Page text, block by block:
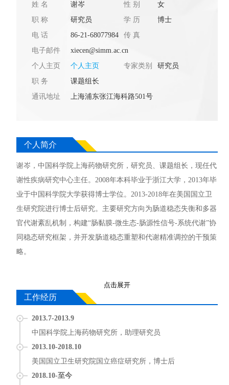
姓 名 谢岑 性 别
女
职 称
研究员 学 历
博士
电 话
86-21-68077984
传 真
电子邮件
xiecen@simm.ac.cn
个人主页
个人主页 专家类别
研究员
职 务
课题组长
通讯地址
上海浦东张江海科路501号
个人简介
谢岑，中国科学院上海药物研究所，研究员、课题组长，现任代
谢性疾病研究中心主任。2008年本科毕业于浙江大学，2013年毕
业于中国科学院大学获得博士学位。2013-2018年在美国国立卫
生研究院进行博士后研究。主要研究方向为肠道稳态失衡和多器
官代谢紊乱机制，构建“肠黏膜-微生态-肠源性信号-系统代谢”协
同稳态研究框架，并开发肠道稳态重塑和代谢精准调控的干预策
略。
点击展开
工作经历
2013.7-2013.9
中国科学院上海药物研究所，助理研究员
2013.10-2018.10
美国国立卫生研究院国立癌症研究所，博士后
2018.10-至今